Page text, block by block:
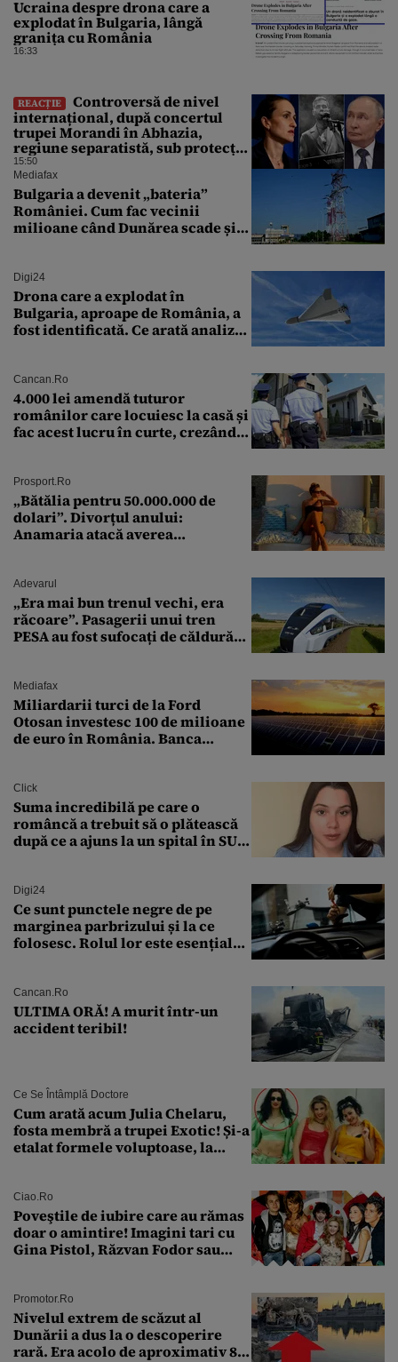
Ucraina despre drona care a
explodat în Bulgaria, lângă
granița cu România
16:33
REACȚIE
Controversă de nivel
internațional, după concertul
trupei Morandi în Abhazia,
regiune separatistă, sub protecția
Rusiei
15:50
Mediafax
Bulgaria a devenit „bateria”
României. Cum fac vecinii
milioane când Dunărea scade și
Digi24
Drona care a explodat în
Bulgaria, aproape de România, a
fost identificată. Ce arată analiza
Cancan.ro
4.000 lei amendă tuturor
românilor care locuiesc la casă și
fac acest lucru în curte, crezând
Prosport.ro
„Bătălia pentru 50.000.000 de
dolari”. Divorțul anului:
Anamaria atacă averea
Adevarul
„Era mai bun trenul vechi, era
răcoare”. Pasagerii unui tren
PESA au fost sufocați de căldură
Mediafax
Miliardarii turci de la Ford
Otosan investesc 100 de milioane
de euro în România. Banca
Click
Suma incredibilă pe care o
româncă a trebuit să o plătească
după ce a ajuns la un spital în SUA:
Digi24
Ce sunt punctele negre de pe
marginea parbrizului și la ce
folosesc. Rolul lor este esențial
Cancan.ro
ULTIMA ORĂ! A murit într-un
accident teribil!
Ce Se Întâmplă Doctore
Cum arată acum Julia Chelaru,
fosta membră a trupei Exotic! Și-a
etalat formele voluptoase, la
Ciao.ro
Poveştile de iubire care au rămas
doar o amintire! Imagini tari cu
Gina Pistol, Răzvan Fodor sau
Promotor.ro
Nivelul extrem de scăzut al
Dunării a dus la o descoperire
rară. Era acolo de aproximativ 80